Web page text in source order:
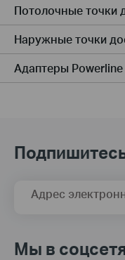
Потолочные точки
Наружные точки
Адаптеры Powerline
Адрес
Мы в